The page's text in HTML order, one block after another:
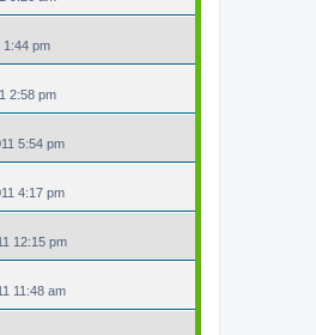
1:44 pm
2:58 pm
5:54 pm
4:17 pm
12:15 pm
11:48 am